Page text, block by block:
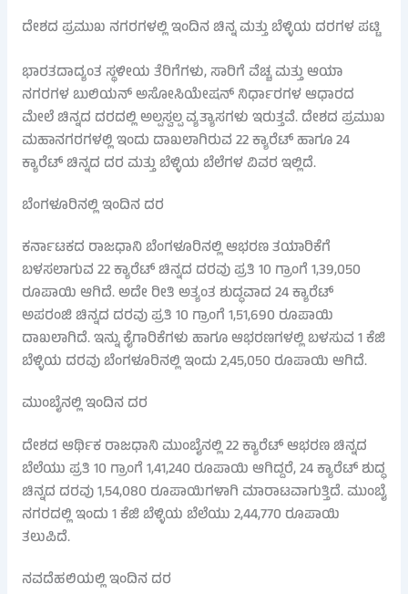
ದೇಶದ ಪ್ರಮುಖ ನಗರಗಳಲ್ಲಿ ಇಂದಿನ ಚಿನ್ನ ಮತ್ತು ಬೆಳ್ಳಿಯ ದರಗಳ ಪಟ್ಟಿ
ಭಾರತದಾದ್ಯಂತ ಸ್ಥಳೀಯ ತೆರಿಗೆಗಳು, ಸಾರಿಗೆ ವೆಚ್ಚ ಮತ್ತು ಆಯಾ
ನಗರಗಳ ಬುಲಿಯನ್ ಅಸೋಸಿಯೇಷನ್ ನಿರ್ಧಾರಗಳ ಆಧಾರದ
ಮೇಲೆ ಚಿನ್ನದ ದರದಲ್ಲಿ ಅಲ್ಪಸ್ವಲ್ಪ ವ್ಯತ್ಯಾಸಗಳು ಇರುತ್ತವೆ. ದೇಶದ ಪ್ರಮುಖ
ಮಹಾನಗರಗಳಲ್ಲಿ ಇಂದು ದಾಖಲಾಗಿರುವ 22 ಕ್ಯಾರೆಟ್ ಹಾಗೂ 24
ಕ್ಯಾರೆಟ್ ಚಿನ್ನದ ದರ ಮತ್ತು ಬೆಳ್ಳಿಯ ಬೆಲೆಗಳ ವಿವರ ಇಲ್ಲಿದೆ.
ಬೆಂಗಳೂರಿನಲ್ಲಿ ಇಂದಿನ ದರ
ಕರ್ನಾಟಕದ ರಾಜಧಾನಿ ಬೆಂಗಳೂರಿನಲ್ಲಿ ಆಭರಣ ತಯಾರಿಕೆಗೆ
ಬಳಸಲಾಗುವ 22 ಕ್ಯಾರೆಟ್ ಚಿನ್ನದ ದರವು ಪ್ರತಿ 10 ಗ್ರಾಂಗೆ 1,39,050
ರೂಪಾಯಿ ಆಗಿದೆ. ಅದೇ ರೀತಿ ಅತ್ಯಂತ ಶುದ್ಧವಾದ 24 ಕ್ಯಾರೆಟ್
ಅಪರಂಜಿ ಚಿನ್ನದ ದರವು ಪ್ರತಿ 10 ಗ್ರಾಂಗೆ 1,51,690 ರೂಪಾಯಿ
ದಾಖಲಾಗಿದೆ. ಇನ್ನು ಕೈಗಾರಿಕೆಗಳು ಹಾಗೂ ಆಭರಣಗಳಲ್ಲಿ ಬಳಸುವ 1 ಕೆಜಿ
ಬೆಳ್ಳಿಯ ದರವು ಬೆಂಗಳೂರಿನಲ್ಲಿ ಇಂದು 2,45,050 ರೂಪಾಯಿ ಆಗಿದೆ.
ಮುಂಬೈನಲ್ಲಿ ಇಂದಿನ ದರ
ದೇಶದ ಆರ್ಥಿಕ ರಾಜಧಾನಿ ಮುಂಬೈನಲ್ಲಿ 22 ಕ್ಯಾರೆಟ್ ಆಭರಣ ಚಿನ್ನದ
ಬೆಲೆಯು ಪ್ರತಿ 10 ಗ್ರಾಂಗೆ 1,41,240 ರೂಪಾಯಿ ಆಗಿದ್ದರೆ, 24 ಕ್ಯಾರೆಟ್ ಶುದ್ಧ
ಚಿನ್ನದ ದರವು 1,54,080 ರೂಪಾಯಿಗಳಾಗಿ ಮಾರಾಟವಾಗುತ್ತಿದೆ. ಮುಂಬೈ
ನಗರದಲ್ಲಿ ಇಂದು 1 ಕೆಜಿ ಬೆಳ್ಳಿಯ ಬೆಲೆಯು 2,44,770 ರೂಪಾಯಿ
ತಲುಪಿದೆ.
ನವದೆಹಲಿಯಲ್ಲಿ ಇಂದಿನ ದರ